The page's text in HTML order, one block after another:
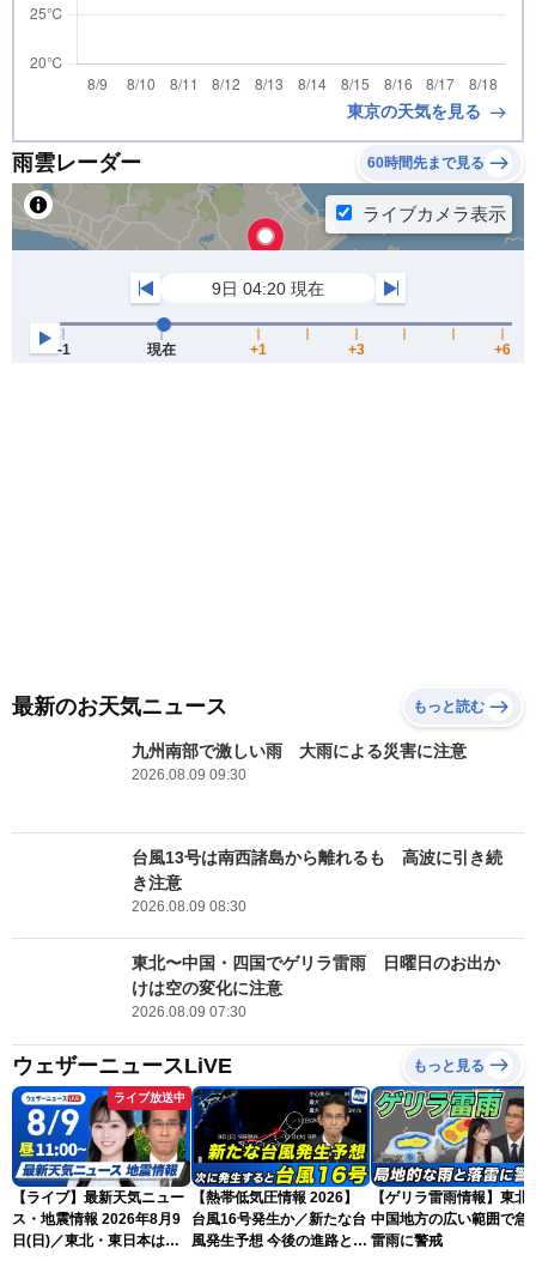
東京の天気を見る
雨雲レーダー 60時間先まで見る
最新のお天気ニュース もっと読む
九州南部で激しい雨 大雨による災害に注意
2026.08.09 09:30
台風13号は南西諸島から離れるも 高波に引き続
き注意
2026.08.09 08:30
東北〜中国・四国でゲリラ雷雨 日曜日のお出か
けは空の変化に注意
2026.08.09 07:30
ウェザーニュースLiVE もっと見る
ライブ放送中
【ライブ】最新天気ニュー
ス・地震情報 2026年8月9
日(日)／東北・東日本は急
【熱帯低気圧情報 2026】
台風16号発生か／新たな台
風発生予想 今後の進路と日
【ゲリラ雷雨情報】東北
中国地方の広い範囲で急
雷雨に警戒